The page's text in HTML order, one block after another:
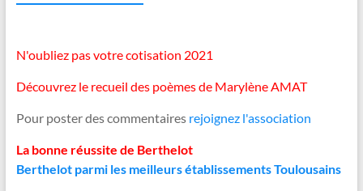
N'oubliez pas votre cotisation 2021
Découvrez le recueil des poèmes de Marylène AMAT
Pour poster des commentaires rejoignez l'association
La bonne réussite de Berthelot
Berthelot parmi les meilleurs établissements Toulousains